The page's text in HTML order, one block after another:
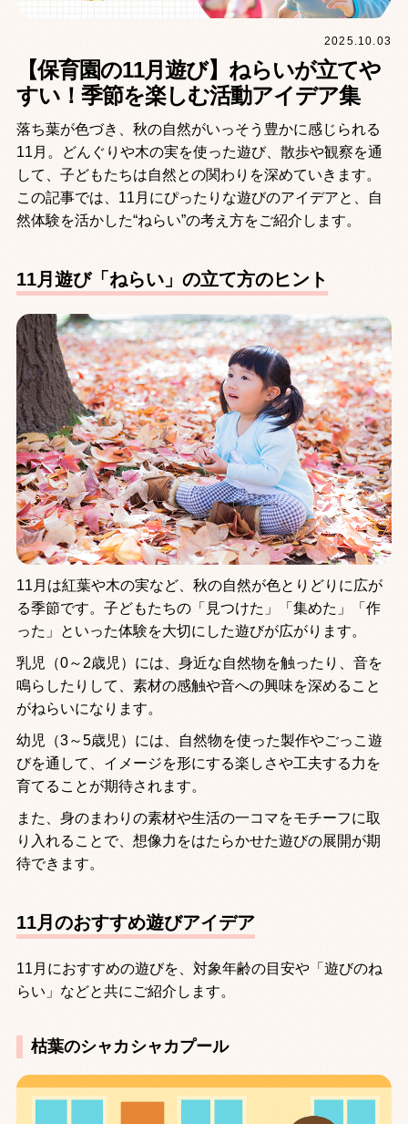
2025.10.03
【保育園の11月遊び】ねらいが立てや
すい！季節を楽しむ活動アイデア集
落ち葉が色づき、秋の自然がいっそう豊かに感じられる
11月。どんぐりや木の実を使った遊び、散歩や観察を通
して、子どもたちは自然との関わりを深めていきます。
この記事では、11月にぴったりな遊びのアイデアと、自
然体験を活かした“ねらい”の考え方をご紹介します。
11月遊び「ねらい」の立て方のヒント
11月は紅葉や木の実など、秋の自然が色とりどりに広が
る季節です。子どもたちの「見つけた」「集めた」「作
った」といった体験を大切にした遊びが広がります。
乳児（0～2歳児）には、身近な自然物を触ったり、音を
鳴らしたりして、素材の感触や音への興味を深めること
がねらいになります。
幼児（3～5歳児）には、自然物を使った製作やごっこ遊
びを通して、イメージを形にする楽しさや工夫する力を
育てることが期待されます。
また、身のまわりの素材や生活の一コマをモチーフに取
り入れることで、想像力をはたらかせた遊びの展開が期
待できます。
11月のおすすめ遊びアイデア
11月におすすめの遊びを、対象年齢の目安や「遊びのね
らい」などと共にご紹介します。
枯葉のシャカシャカプール